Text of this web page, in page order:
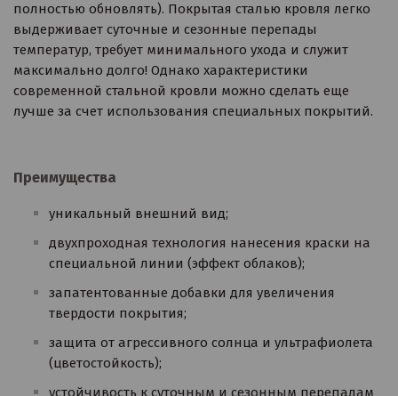
полностью обновлять). Покрытая сталью кровля легко
выдерживает суточные и сезонные перепады
температур, требует минимального ухода и служит
максимально долго! Однако характеристики
современной стальной кровли можно сделать еще
лучше за счет использования специальных покрытий.
Преимущества
уникальный внешний вид;
двухпроходная технология нанесения краски на
специальной линии (эффект облаков);
запатентованные добавки для увеличения
твердости покрытия;
защита от агрессивного солнца и ультрафиолета
(цветостойкость);
устойчивость к суточным и сезонным перепадам